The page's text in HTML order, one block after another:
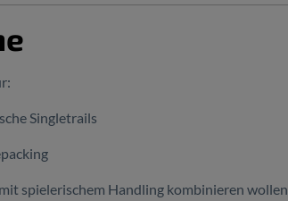
Singletrails
spielerischem Handling kombinieren wollen